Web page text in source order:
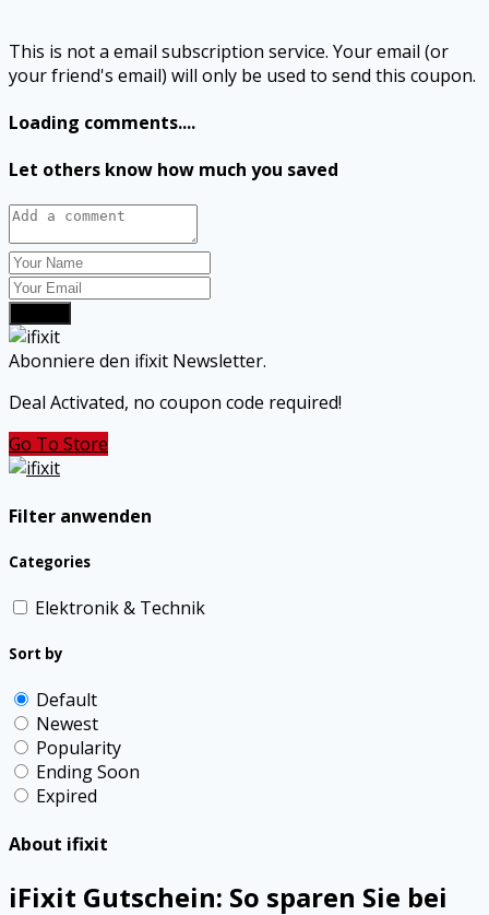
This is not a email subscription service. Your email (or
your friend's email) will only be used to send this coupon.
Loading comments....
Let others know how much you saved
Abonniere den ifixit Newsletter.
Deal Activated, no coupon code required!
Go To Store
Filter anwenden
Categories
Elektronik & Technik
Sort by
Default
Newest
Popularity
Ending Soon
Expired
About ifixit
iFixit Gutschein: So sparen Sie bei